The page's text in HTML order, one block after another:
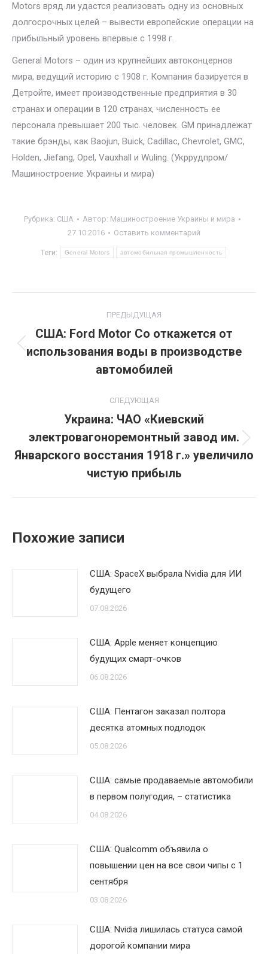
Motors вряд ли удастся реализовать одну из основных
долгосрочных целей – вывести европейские операции на
прибыльный уровень впервые с 1998 г.
General Motors – один из крупнейших автоконцернов
мира, ведущий историю с 1908 г. Компания базируется в
Детройте, имеет производственные предприятия в 30
странах и операции в 120 странах, численность ее
персонала превышает 200 тыс. человек. GM принадлежат
такие брэнды, как Baojun, Buick, Cadillac, Chevrolet, GMC,
Holden, Jiefang, Opel, Vauxhall и Wuling. (Укррудпром/
Машиностроение Украины и мира)
Рубрика: США Автор: Машиностроение Украины и мира
27.10.2016
Оставить комментарий
Теги: General Motors автомобильная промышленность
по
записям
ПРЕДЫДУЩАЯ
Предыдущая
запись:
США: Ford Motor Co откажется от
использования воды в производстве
автомобилей
СЛЕДУЮЩАЯ
Следующая
запись:
Украина: ЧАО «Киевский
электровагоноремонтный завод им.
Январского восстания 1918 г.» увеличило
чистую прибыль
Похожие записи
США: SpaceX выбрала Nvidia для ИИ
будущего
07.08.2026
США: Apple меняет концепцию
будущих смарт-очков
06.08.2026
США: Пентагон заказал полтора
десятка атомных подлодок
05.08.2026
США: самые продаваемые автомобили
в первом полугодия, – статистика
04.08.2026
США: Qualcomm объявила о
повышении цен на все свои чипы с 1
сентября
03.08.2026
США: Nvidia лишилась статуса самой
дорогой компании мира